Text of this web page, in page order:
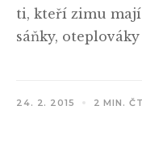
ti, kteří zimu
sáňky,
24. 2. 2015 2 MIN.